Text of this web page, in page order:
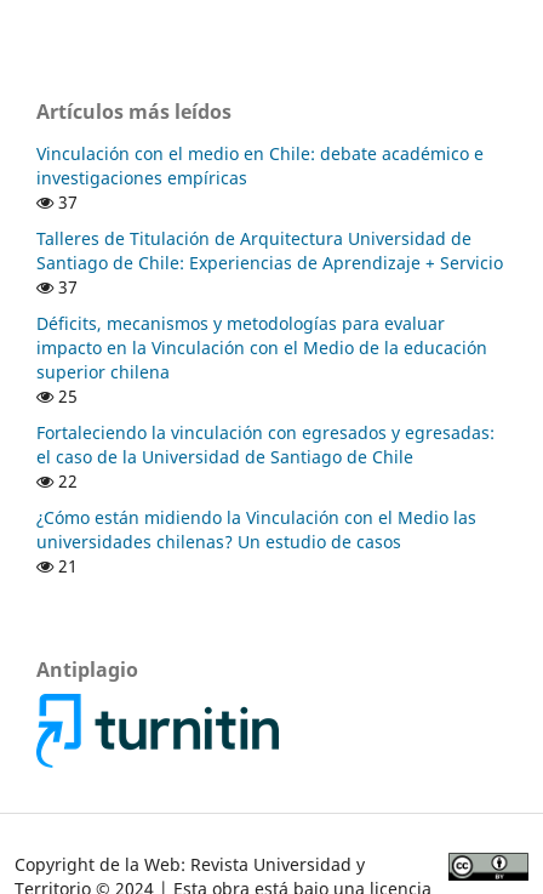
Artículos más leídos
Vinculación con el medio en Chile: debate académico e
investigaciones empíricas
37
Talleres de Titulación de Arquitectura Universidad de
Santiago de Chile: Experiencias de Aprendizaje + Servicio
37
Déficits, mecanismos y metodologías para evaluar
impacto en la Vinculación con el Medio de la educación
superior chilena
25
Fortaleciendo la vinculación con egresados y egresadas:
el caso de la Universidad de Santiago de Chile
22
¿Cómo están midiendo la Vinculación con el Medio las
universidades chilenas? Un estudio de casos
21
Antiplagio
Copyright de la Web: Revista Universidad y
Territorio © 2024 | Esta obra está bajo una licencia